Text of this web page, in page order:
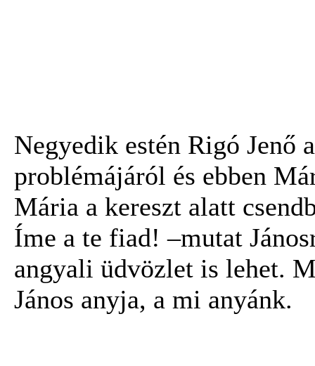
Negyedik estén Rigó Jenő
problémájáról és ebben
Mária a kereszt alatt
Íme a te fiad! –mutat
angyali üdvözlet is lehet.
János anyja, a mi anyánk.